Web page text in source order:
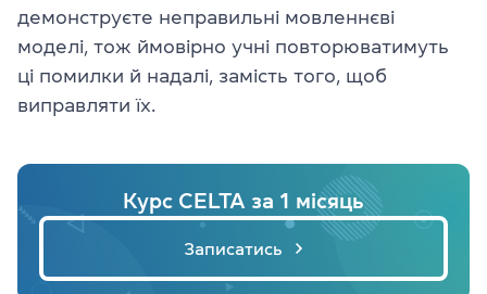
демонструєте неправильні мовленнєві
моделі, тож ймовірно учні повторюватимуть
ці помилки й надалі, замість того, щоб
виправляти їх.
Курс CELTA за 1 місяць
Записатись